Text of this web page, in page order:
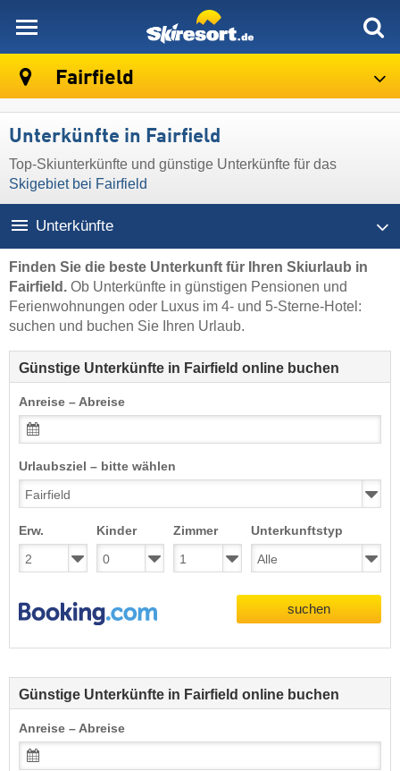
Fairfield
Unterkünfte in Fairfield
Top-Skiunterkünfte und günstige Unterkünfte für das
Skigebiet bei Fairfield
Unterkünfte
Finden Sie die beste Unterkunft für Ihren Skiurlaub in
Fairfield. Ob Unterkünfte in günstigen Pensionen und
Ferienwohnungen oder Luxus im 4- und 5-Sterne-Hotel:
suchen und buchen Sie Ihren Urlaub.
Günstige Unterkünfte in Fairfield online buchen
Anreise – Abreise
Urlaubsziel – bitte wählen
Erw. Kinder Zimmer Unterkunftstyp
suchen
Günstige Unterkünfte in Fairfield online buchen
Anreise – Abreise